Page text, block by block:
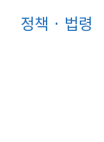
정책 · 법령